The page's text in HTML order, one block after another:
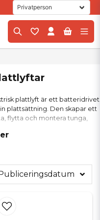
plattlyft är ett batteridrivet
plattsättning. Den skapar ett
flytta och montera tunga,
tunga och monotona lyft
Du får en avsevärt
mycket mer effektivt under